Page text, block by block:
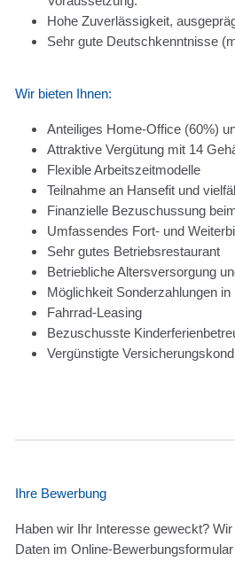
Hohe Zuverlässigkeit,
Sehr gute Deutschkenntnisse
Wir bieten Ihnen:
Anteiliges Home-Office (60%)
Attraktive Vergütung mit 14
Flexible Arbeitszeitmodelle
Teilnahme an Hansefit und
Finanzielle Bezuschussung
Umfassendes Fort- und
Sehr gutes Betriebsrestaurant
Betriebliche Altersversorgung
Möglichkeit Sonderzahlungen
Fahrrad-Leasing
Bezuschusste
Vergünstigte
Ihre Bewerbung
Haben wir Ihr Interesse geweckt?
Daten im Online-